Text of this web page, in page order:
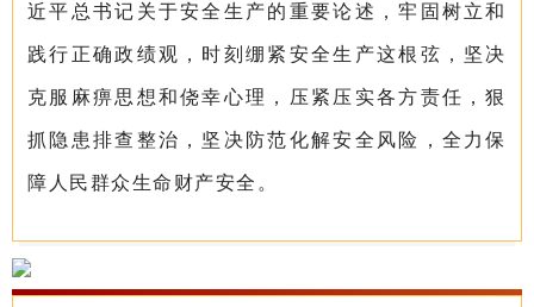
近平总书记关于安全生产的重要论述，牢固树立和
践行正确政绩观，时刻绷紧安全生产这根弦，坚决
克服麻痹思想和侥幸心理，压紧压实各方责任，狠
抓隐患排查整治，坚决防范化解安全风险，全力保
障人民群众生命财产安全。